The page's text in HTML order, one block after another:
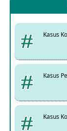
Kasus
Kasus
Kasus